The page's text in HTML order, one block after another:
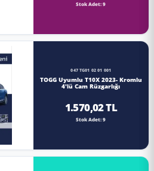
Stok Adet: 9
047 TG01 02 01 001
TOGG Uyumlu T10X 2023- Kromlu
4'lü Cam Rüzgarlığı
1.570,02 TL
Stok Adet: 9